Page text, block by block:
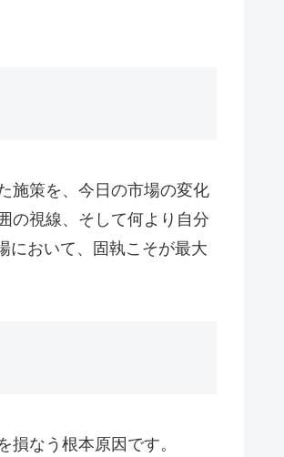
施策を、今日の市場の変化
の視線、そして何より自分
において、固執こそが最大
なう根本原因です。